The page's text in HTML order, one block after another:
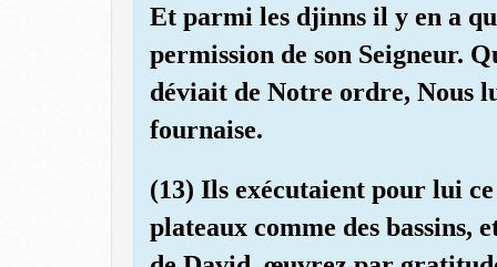
Et parmi les djinns il y en a
permission de son Seigneur.
déviait de Notre ordre, Nous
fournaise.
(13) Ils exécutaient pour lui
plateaux comme des bassins,